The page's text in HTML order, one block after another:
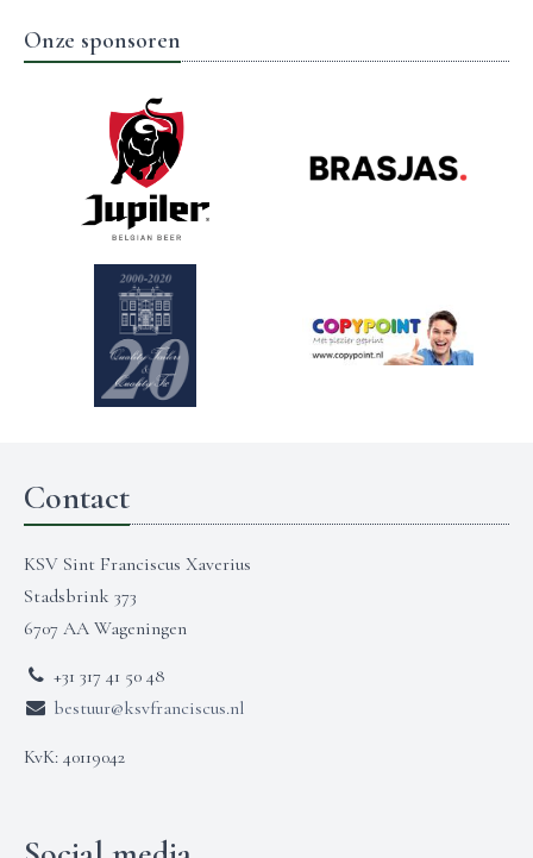
Onze sponsoren
Contact
KSV Sint Franciscus Xaverius
Stadsbrink 373
6707 AA Wageningen
+31 317 41 50 48
bestuur@ksvfranciscus.nl
KvK: 40119042